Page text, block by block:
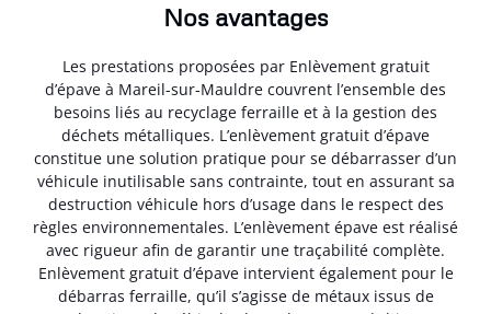
Nos avantages
Les prestations proposées par Enlèvement gratuit
d’épave à Mareil-sur-Mauldre couvrent l’ensemble des
besoins liés au recyclage ferraille et à la gestion des
déchets métalliques. L’enlèvement gratuit d’épave
constitue une solution pratique pour se débarrasser d’un
véhicule inutilisable sans contrainte, tout en assurant sa
destruction véhicule hors d’usage dans le respect des
règles environnementales. L’enlèvement épave est réalisé
avec rigueur afin de garantir une traçabilité complète.
Enlèvement gratuit d’épave intervient également pour le
débarras ferraille, qu’il s’agisse de métaux issus de